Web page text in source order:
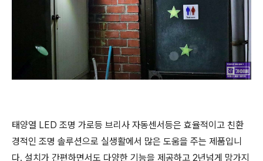
태양열 LED 조명 가로등 브리사 자동센서등은 효율적이고 친환
경적인 조명 솔루션으로 실생활에서 많은 도움을 주는 제품입니
다. 설치가 간편하면서도 다양한 기능을 제공하고 2년넘게 망가지